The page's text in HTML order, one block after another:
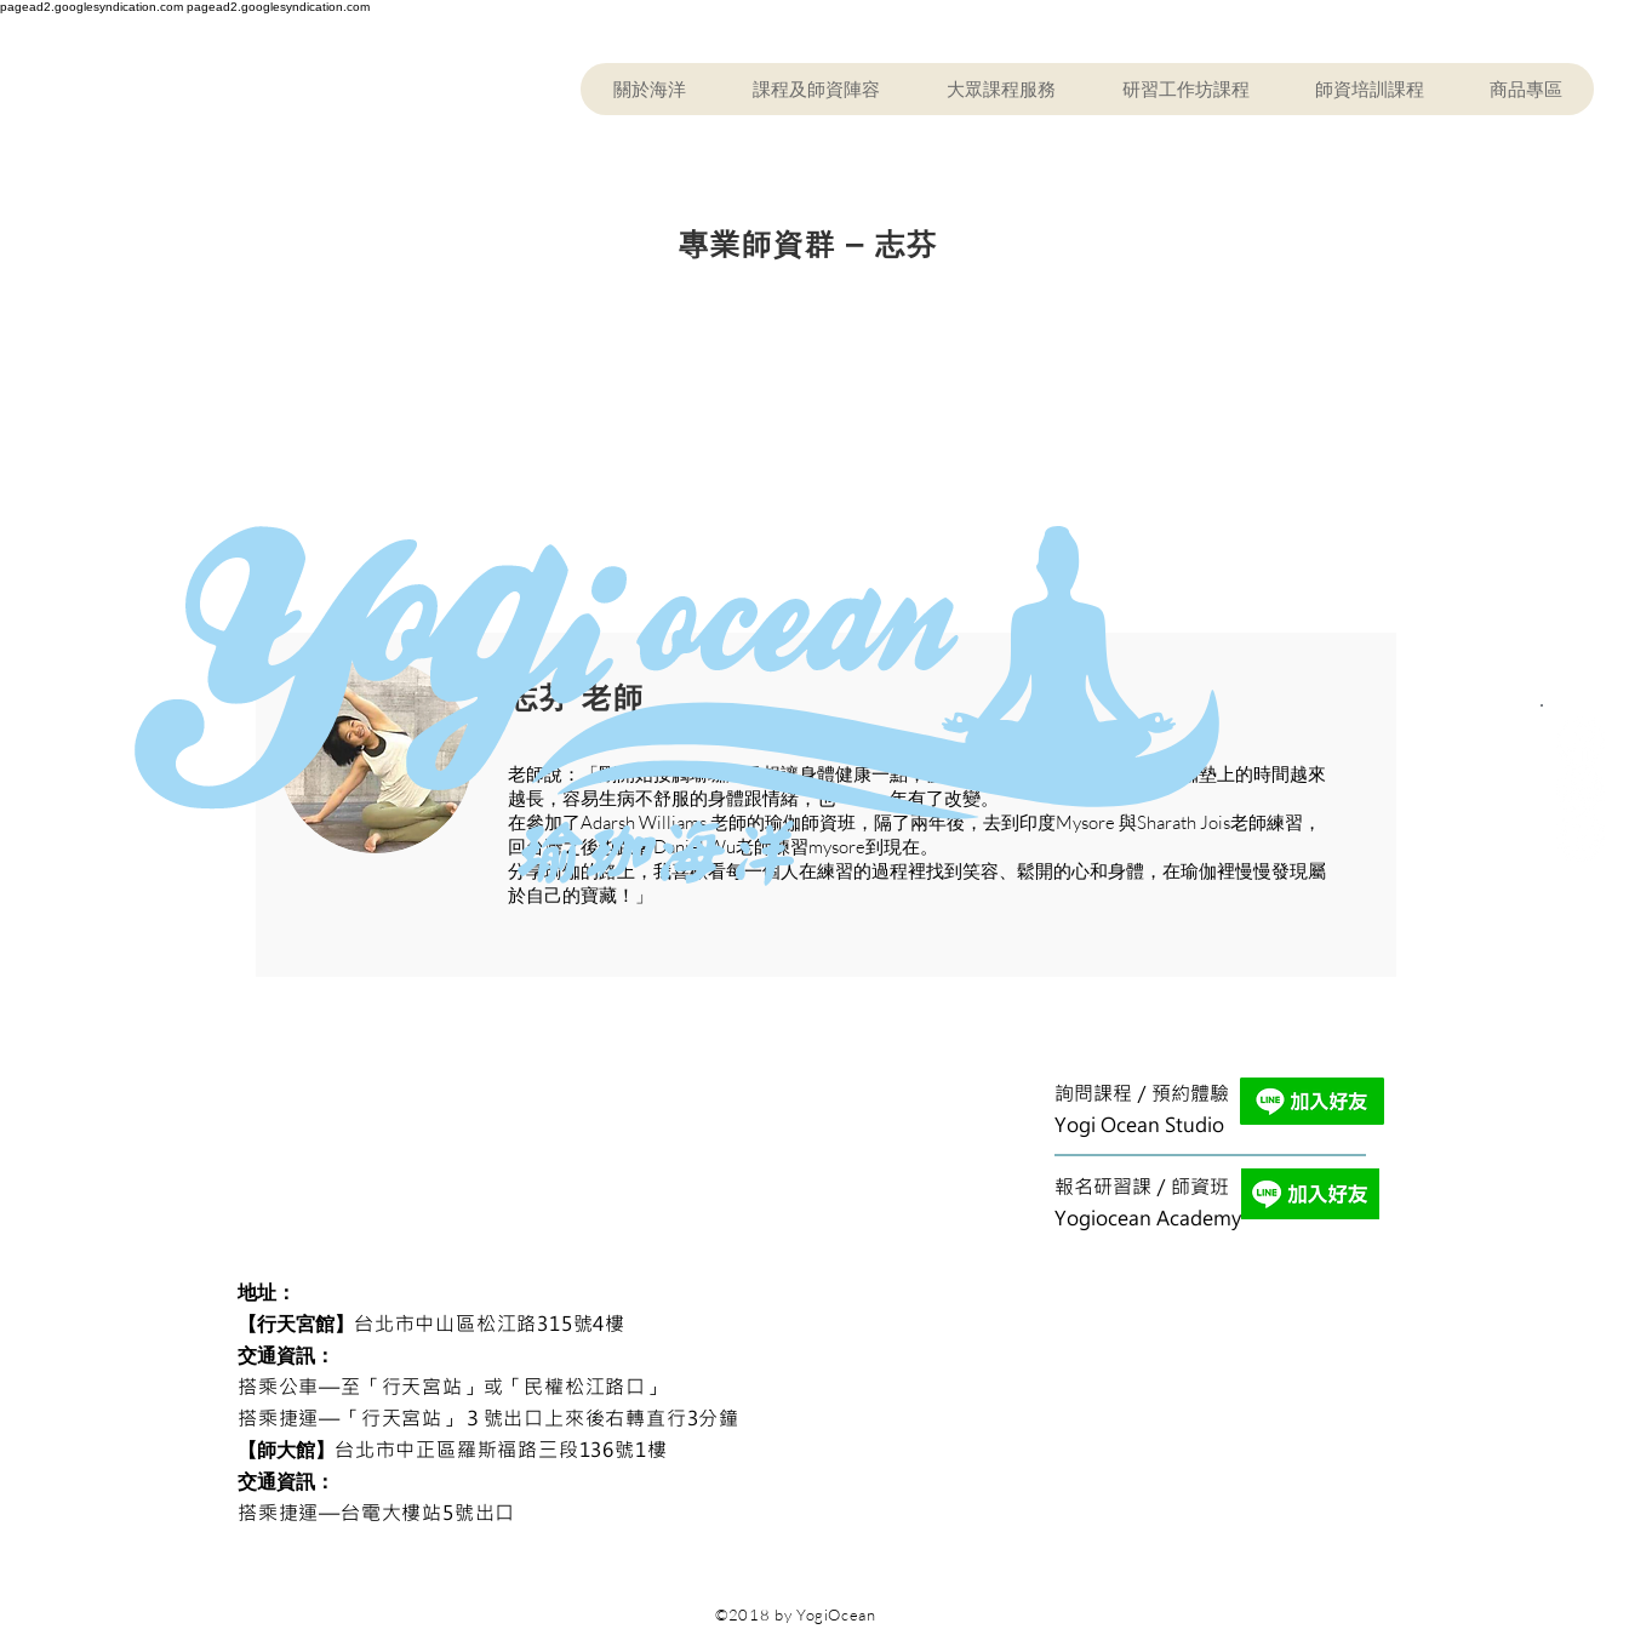
pagead2.googlesyndication.com pagead2.googlesyndication.com
關於海洋 課程及師資陣容 大眾課程服務 研習工作坊課程 師資培訓課程 商品專區
專業師資群 –志芬
志芬 老師
老師說：「剛開始接觸瑜珈只是想讓身體健康一點，慢慢的很不喜歡運動的我，在瑜珈墊上的時間越來
越長，容易生病不舒服的身體跟情緒，也一年一年有了改變。
在參加了Adarsh Williams 老師的瑜伽師資班，隔了兩年後，去到印度Mysore 與Sharath Jois老師練習，
回台灣之後也跟著Daniel Wu老師練習mysore到現在。
分享瑜伽的路上，我喜歡看每一個人在練習的過程裡找到笑容、鬆開的心和身體，在瑜伽裡慢慢發現屬
於自己的寶藏！」
地址：
【行天宮館】 台北市中山區松江路315號4樓
交通資訊：
搭乘公車—至「行天宮站」或「民權松江路口」
搭乘捷運​— 「 行天宮站 」 ３號出口上來後右轉直行3分鐘
​【師大館】 台北市中正區羅斯福路三段136號1樓
交通資訊：
搭乘捷運—台電大樓站5號出口
詢問課程／預約體驗
Yogi Ocean Studio
​報名研習課／師資班
Yogiocean Academy
©2018 by YogiOcean